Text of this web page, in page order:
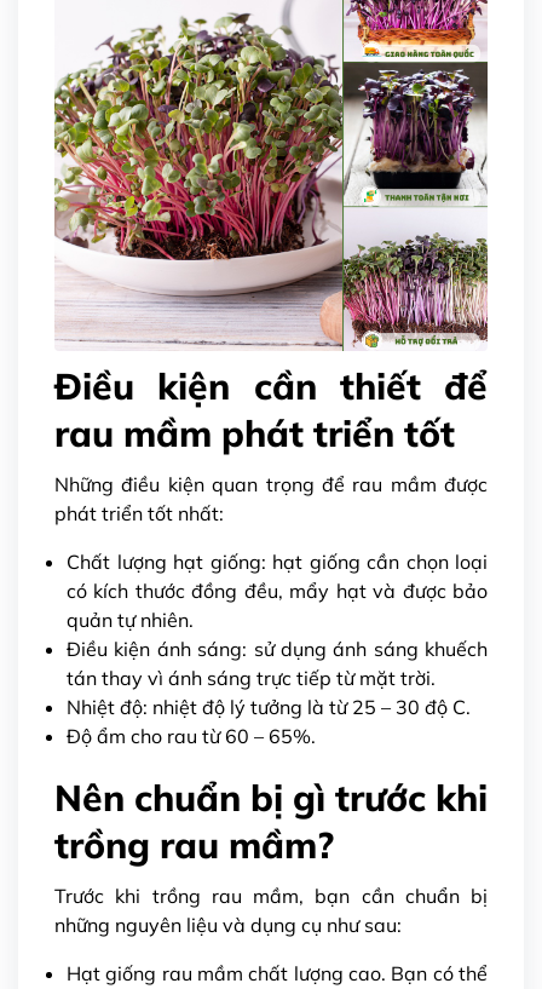
Điều kiện cần thiết để
rau mầm phát triển tốt
Những điều kiện quan trọng để rau mầm được
phát triển tốt nhất:
Chất lượng hạt giống: hạt giống cần chọn loại
có kích thước đồng đều, mẩy hạt và được bảo
quản tự nhiên.
Điều kiện ánh sáng: sử dụng ánh sáng khuếch
tán thay vì ánh sáng trực tiếp từ mặt trời.
Nhiệt độ: nhiệt độ lý tưởng là từ 25 – 30 độ C.
Độ ẩm cho rau từ 60 – 65%.
Nên chuẩn bị gì trước khi
trồng rau mầm?
Trước khi trồng rau mầm, bạn cần chuẩn bị
những nguyên liệu và dụng cụ như sau:
Hạt giống rau mầm chất lượng cao. Bạn có thể